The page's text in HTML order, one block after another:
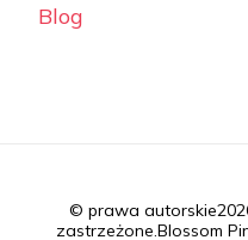
Blog
© prawa
zastrzeżone.Blossom